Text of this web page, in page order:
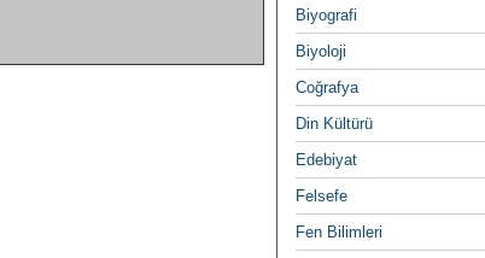
Biyografi
Biyoloji
Coğrafya
Din Kültürü
Edebiyat
Felsefe
Fen Bilimleri